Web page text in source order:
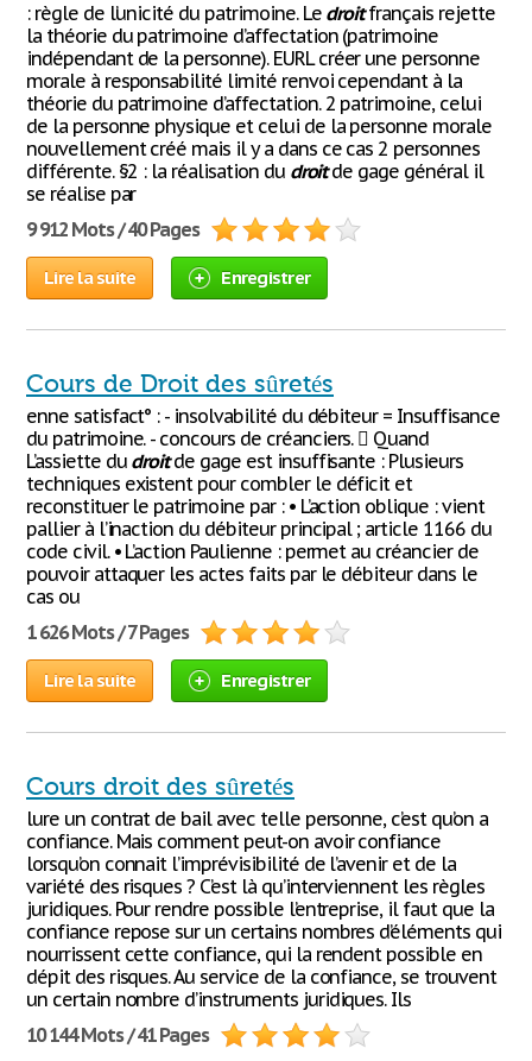
: règle de l’unicité du patrimoine. Le droitfrançais rejette
la théorie du patrimoine d’affectation (patrimoine
indépendant de la personne). EURL créer une personne
morale à responsabilité limité renvoi cependant à la
théorie du patrimoine d’affectation. 2 patrimoine, celui
de la personne physique et celui de la personne morale
nouvellement créé mais il y a dans ce cas 2 personnes
différente. §2 : la réalisation du droitde gage général il
se réalise par
9 912 Mots / 40 Pages
Lire la suite Enregistrer
Cours de Droit des sûretés
enne satisfact° : - insolvabilité du débiteur = Insuffisance
du patrimoine. - concours de créanciers.  Quand
L’assiette du droitde gage est insuffisante : Plusieurs
techniques existent pour combler le déficit et
reconstituer le patrimoine par : • L’action oblique : vient
pallier à l’inaction du débiteur principal ; article 1166 du
code civil. • L’action Paulienne : permet au créancier de
pouvoir attaquer les actes faits par le débiteur dans le
cas ou
1 626 Mots / 7 Pages
Lire la suite Enregistrer
Cours droit des sûretés
lure un contrat de bail avec telle personne, c’est qu’on a
confiance. Mais comment peut-on avoir confiance
lorsqu’on connait l’imprévisibilité de l’avenir et de la
variété des risques ? C’est là qu’interviennent les règles
juridiques. Pour rendre possible l’entreprise, il faut que la
confiance repose sur un certains nombres d’éléments qui
nourrissent cette confiance, qui la rendent possible en
dépit des risques. Au service de la confiance, se trouvent
un certain nombre d’instruments juridiques. Ils
10 144 Mots / 41 Pages